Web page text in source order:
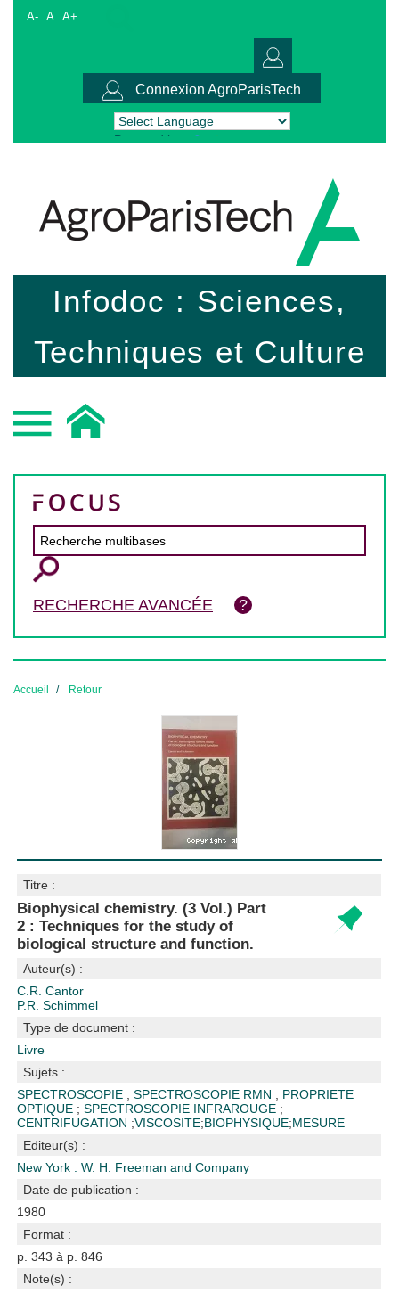
A- A A+
Connexion AgroParisTech
Powered by Translate
Infodoc : Sciences,
Techniques et Culture
RECHERCHE AVANCÉE
Accueil Retour
Titre :
Biophysical chemistry. (3 Vol.) Part
2 : Techniques for the study of
biological structure and function.
Auteur(s) :
C.R. Cantor
P.R. Schimmel
Type de document :
Livre
Sujets :
SPECTROSCOPIE ;SPECTROSCOPIE RMN ; PROPRIETE
OPTIQUE ;SPECTROSCOPIE INFRAROUGE ;
CENTRIFUGATION ;VISCOSITE;BIOPHYSIQUE;MESURE
Editeur(s) :
New York : W. H. Freeman and Company
Date de publication :
1980
Format :
p. 343 à p. 846
Note(s) :